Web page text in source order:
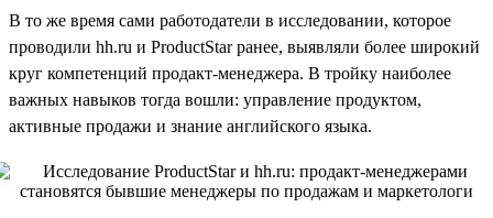
В то же время сами работодатели в исследовании, которое
проводили hh.ru и ProductStar ранее, выявляли более широкий
круг компетенций продакт-менеджера. В тройку наиболее
важных навыков тогда вошли: управление продуктом,
активные продажи и знание английского языка.